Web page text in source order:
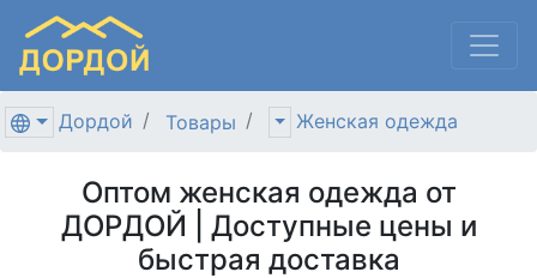
Дордой Товары Женская одежда
Оптом женская одежда от
ДОРДОЙ | Доступные цены и
быстрая доставка